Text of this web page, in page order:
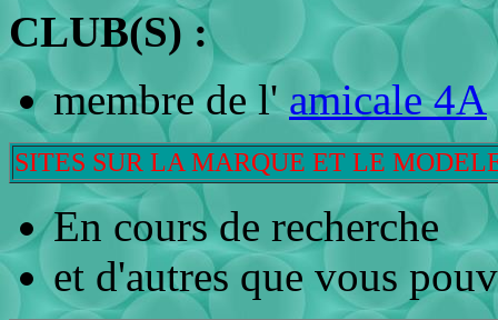
CLUB(S) :
membre de l'amicale 4A
SITES SUR LA MARQUE ET LE
En cours de recherche
et d'autres que vous